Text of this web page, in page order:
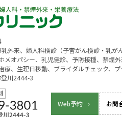
外来、婦人科検診（子宮がん検診・乳が
メオパシー、乳児健診、予防接種、禁煙
療、生理日移動、ブライダルチェック、
川2444-3
Web予約 お問